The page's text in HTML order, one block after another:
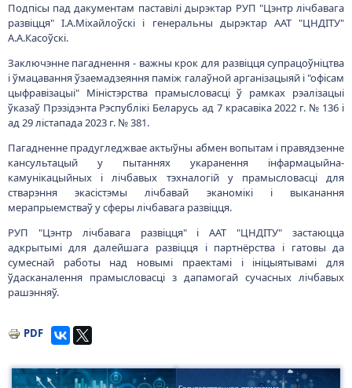
Подпісы пад дакументам паставілі дырэктар РУП "Цэнтр лічбавага
развіцця" І.А.Міхайлоўскі і генеральны дырэктар ААТ "ЦНДІТУ"
А.А.Касоўскі.
Заключэнне пагаднення - важны крок для развіцця супрацоўніцтва
і ўмацавання ўзаемадзеяння паміж галаўной арганізацыяй і "офісам
цыфравізацыі" Міністэрства прамысловасці ў рамках рэалізацыі
ўказаў Прэзідэнта Рэспублікі Беларусь ад 7 красавіка 2022 г. № 136 і
ад 29 лістапада 2023 г. № 381.
Пагадненне прадугледжвае актыўны абмен вопытам і правядзенне
кансультацый у пытаннях укаранення інфармацыйна-
камунікацыйных і лічбавых тэхналогій у прамысловасці для
стварэння экасістэмы лічбавай эканомікі і выканання
мерапрыемстваў у сферы лічбавага развіцця.
РУП "Цэнтр лічбавага развіцця" і ААТ "ЦНДІТУ" застаюцца
адкрытымі для далейшага развіцця і партнёрства і гатовы да
сумеснай работы над новымі праектамі і ініцыятывамі для
ўдасканалення прамысловасці з дапамогай сучасных лічбавых
рашэнняў.
PDF